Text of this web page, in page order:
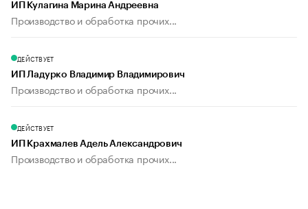
ИП Кулагина Марина Андреевна
Производство и обработка прочих...
ДЕЙСТВУЕТ
ИП Ладурко Владимир Владимирович
Производство и обработка прочих...
ДЕЙСТВУЕТ
ИП Крахмалев Адель Александрович
Производство и обработка прочих...